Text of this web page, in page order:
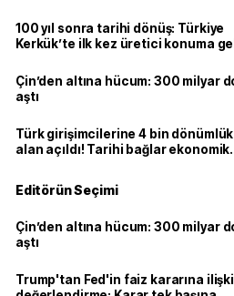
100 yıl sonra tarihi dönüş: Türkiye
Kerkük’te ilk kez üretici konuma
Çin’den altına hücum: 300 milyar
aştı
Türk girişimcilerine 4 bin dönümlük
alan açıldı! Tarihi bağlar ekonomik
Editörün Seçimi
Çin’den altına hücum: 300 milyar
aştı
Trump'tan Fed'in faiz kararına